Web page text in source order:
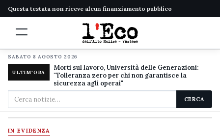
Questa testata non riceve alcun finanziamento pubblico
SABATO 8 AGOSTO 2026
ULTIM'ORA
Morti sul lavoro, Università delle Generazioni:
"Tolleranza zero per chi non garantisce la
sicurezza agli operai"
Cerca
nel
sito
CERCA
IN EVIDENZA